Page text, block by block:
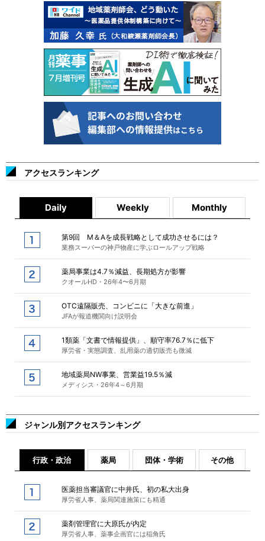
アクセスランキング
Daily Weekly Monthly
第9回 M＆Aを成長戦略として成功させるには？
業務スーパーの神戸物産に学ぶロールアップ戦略
薬局事業は4.7％減益、長期処方が影響
クオールHD・26年4〜6月期
OTC遠隔販売、コンビニに「大きな前進」
JFAが報道機関向け説明会
1類薬「文書で情報提供」、順守率76.7％に低下
厚労省・実態調査、乱用薬の適切販売も微減
地域薬局NW事業、営業益19.5％減
メディシス・26年4～6月期
ジャンル別アクセスランキング
行政・政治 薬局 団体・学術 その他
医薬担当審議官に中井氏、初の私大出身
厚労省人事、薬局関連施策にも精通
薬剤管理官に大原氏が内定
厚労省人事、薬事企画官には稲角氏